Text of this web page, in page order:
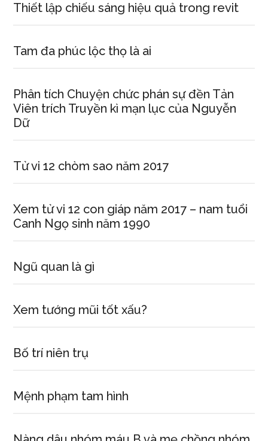
Thiết lập chiếu sáng hiệu quả trong revit
Tam đa phúc lộc thọ là ai
Phân tích Chuyện chức phán sự đền Tản
Viên trích Truyền kì mạn lục của Nguyễn
Dữ
Tử vi 12 chòm sao năm 2017
Xem tử vi 12 con giáp năm 2017 – nam tuổi
Canh Ngọ sinh năm 1990
Ngũ quan là gì
Xem tướng mũi tốt xấu?
Bố trí niên trụ
Mệnh phạm tam hình